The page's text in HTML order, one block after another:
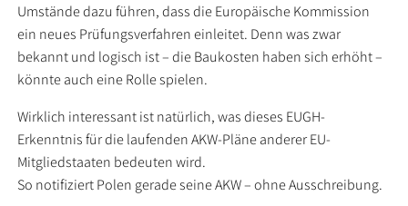
Umstände dazu führen, dass die Europäische Kommission
ein neues Prüfungsverfahren einleitet. Denn was zwar
bekannt und logisch ist – die Baukosten haben sich erhöht –
könnte auch eine Rolle spielen.
Wirklich interessant ist natürlich, was dieses EUGH-
Erkenntnis für die laufenden AKW-Pläne anderer EU-
Mitgliedstaaten bedeuten wird.
So notifiziert Polen gerade seine AKW – ohne Ausschreibung.